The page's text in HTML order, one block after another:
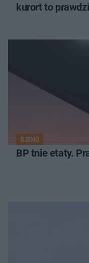
kurort to
SZOK!
BP tnie etaty.